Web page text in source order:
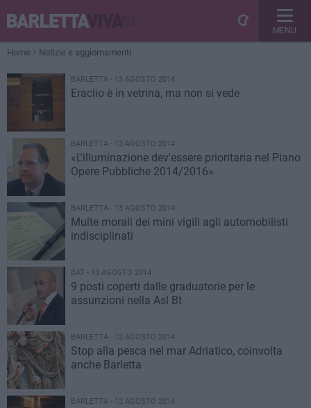
MENU
Home Notizie e aggiornamenti
BARLETTA - 13 AGOSTO 2014
Eraclio è in vetrina, ma non si vede
BARLETTA - 13 AGOSTO 2014
«L'illuminazione dev'essere prioritaria nel Piano
Opere Pubbliche 2014/2016»
BARLETTA - 13 AGOSTO 2014
Multe morali dei mini vigili agli automobilisti
indisciplinati
BAT - 13 AGOSTO 2014
9 posti coperti dalle graduatorie per le
assunzioni nella Asl Bt
BARLETTA - 12 AGOSTO 2014
Stop alla pesca nel mar Adriatico, coinvolta
anche Barletta
BARLETTA - 12 AGOSTO 2014